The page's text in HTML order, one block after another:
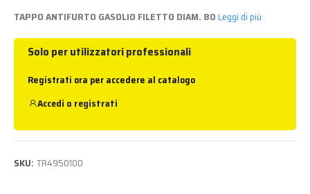
TAPPO ANTIFURTO GASOLIO FILETTO DIAM. 80Leggi di più
Solo per utilizzatori professionali
Registrati ora per accedere al catalogo
Accedi o registrati
SKU: TR4950100